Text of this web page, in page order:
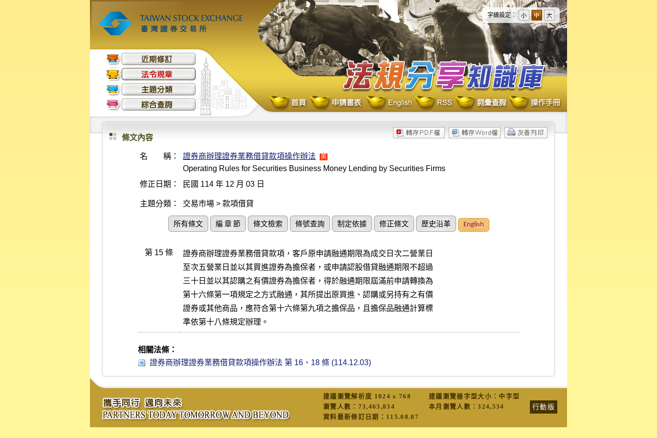
字級設定：
條文內容
名 稱： 證券商辦理證券業務借貸款項操作辦法 英
Operating Rules for Securities Business Money Lending by Securities Firms
修正日期：
民國 114 年 12 月 03 日
主題分類： 交易市場 > 款項借貸
所有條文 編 章 節 條文檢索 條號查詢 制定依據 修正條文 歷史沿革 English
第 15 條
證券商辦理證券業務借貸款項，客戶原申請融通期限為成交日次二營業日
至次五營業日並以其買進證券為擔保者，或申請認股借貸融通期限不超過
三十日並以其認購之有價證券為擔保者，得於融通期限屆滿前申請轉換為
第十六條第一項規定之方式融通，其所提出原買進、認購或另持有之有價
證券或其他商品，應符合第十六條第九項之擔保品，且擔保品融通計算標
準依第十八條規定辦理。
相關法條：
證券商辦理證券業務借貸款項操作辦法 第 16、18 條 (114.12.03)
建議瀏覽解析度 1024 x 768 建議瀏覽器字型大小：中字型
行動版
瀏覽人數： 73,463,834 本月瀏覽人數：324,534
資料最新修訂日期： 115.08.07